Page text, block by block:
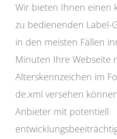
Wir bieten Ihnen einen
zu bedienenden Label-
in den meisten Fällen
Minuten Ihre Webseite
Alterskennzeichen im
de.xml versehen
Anbieter mit potentiell